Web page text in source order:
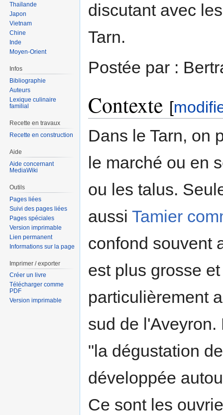
discutant avec
Tarn.
Postée par :
Contexte [
Dans le Tarn, on
le marché ou en
ou les talus.
aussi Tamier
confond souvent
est plus grosse
particulièrement
sud de
"la dégustation
développée
Ce sont les
Thaïlande
Japon
Vietnam
Chine
Inde
Moyen-Orient
Infos
Bibliographie
Auteurs
Lexique culinaire
familial
Recette en travaux
Recette en construction
Aide
Aide concernant
MediaWiki
Outils
Pages liées
Suivi des pages liées
Pages spéciales
Version imprimable
Lien permanent
Informations sur la page
Imprimer / exporter
Créer un livre
Télécharger comme
PDF
Version imprimable